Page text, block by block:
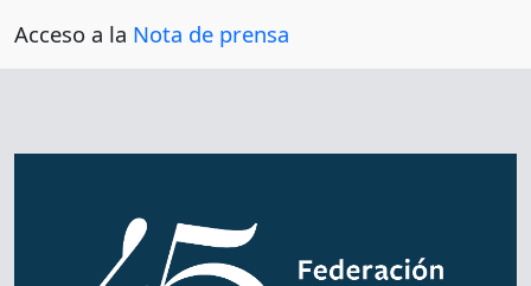
Acceso a la Nota de prensa